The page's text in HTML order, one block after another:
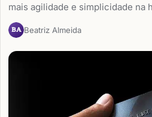
mais agilidade e simplicidade na
BA Beatriz Almeida